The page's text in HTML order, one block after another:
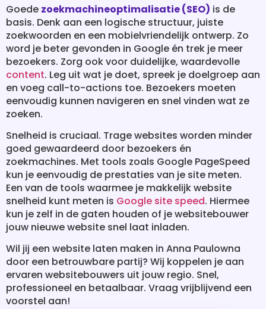
Goede zoekmachineoptimalisatie (SEO) is de
basis. Denk aan een logische structuur, juiste
zoekwoorden en een mobielvriendelijk ontwerp. Zo
word je beter gevonden in Google én trek je meer
bezoekers. Zorg ook voor duidelijke, waardevolle
content. Leg uit wat je doet, spreek je doelgroep aan
en voeg call-to-actions toe. Bezoekers moeten
eenvoudig kunnen navigeren en snel vinden wat ze
zoeken.
Snelheid is cruciaal. Trage websites worden minder
goed gewaardeerd door bezoekers én
zoekmachines. Met tools zoals Google PageSpeed
kun je eenvoudig de prestaties van je site meten.
Een van de tools waarmee je makkelijk website
snelheid kunt meten is Google site speed. Hiermee
kun je zelf in de gaten houden of je websitebouwer
jouw nieuwe website snel laat inladen.
Wil jij een website laten maken in Anna Paulowna
door een betrouwbare partij? Wij koppelen je aan
ervaren websitebouwers uit jouw regio. Snel,
professioneel en betaalbaar. Vraag vrijblijvend een
voorstel aan!